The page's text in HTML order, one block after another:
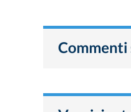
Commenti